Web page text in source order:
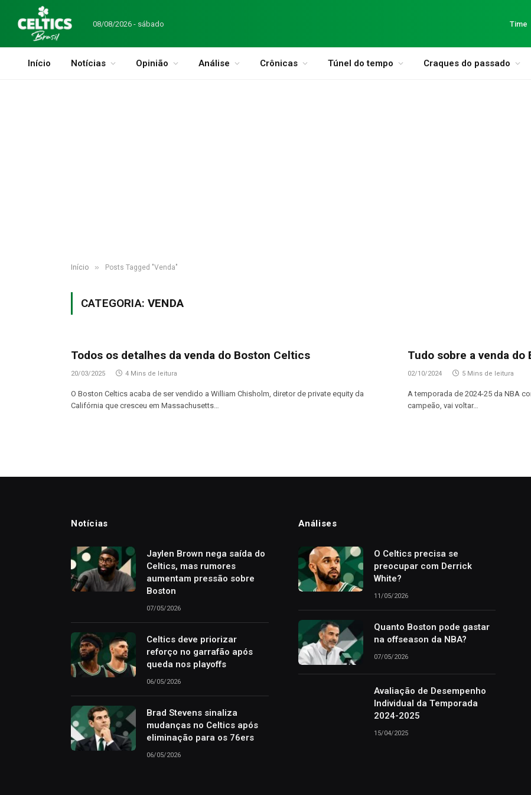
08/08/2026 - sábado Time
Início Notícias Opinião Análise Crônicas Túnel do tempo Craques do passado
Início » Posts Tagged "Venda"
CATEGORIA:VENDA
Todos os detalhes da venda do Boston Celtics
20/03/2025 4 Mins de leitura
O Boston Celtics acaba de ser vendido a William Chisholm, diretor de private equity da
Califórnia que cresceu em Massachusetts…
Tudo sobre a venda
02/10/2024 5 Mins de leitura
A temporada de 2024-25 da NBA
campeão, vai voltar…
Notícias
Jaylen Brown nega saída do
Celtics, mas rumores
aumentam pressão sobre
Boston
07/05/2026
Celtics deve priorizar
reforço no garrafão após
queda nos playoffs
06/05/2026
Brad Stevens sinaliza
mudanças no Celtics após
eliminação para os 76ers
06/05/2026
Análises
O Celtics precisa se
preocupar com Derrick
White?
11/05/2026
Quanto Boston pode gastar
na offseason da NBA?
07/05/2026
Avaliação de Desempenho
Individual da Temporada
2024-2025
15/04/2025